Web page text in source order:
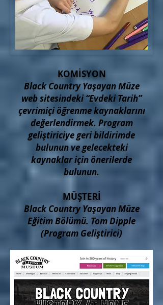
KOMİSYON
Black Country Yaşayan Müze
web sitesindeki “Evdeki Tarih”
çevrimiçi öğrenme kaynaklarını
değerlendirmek. Program
geliştiriciye geri bildirimde
bulunun ve gelecekteki
kaynaklar için önerilerde
bulunun.
MÜŞTERİ
Black Country Yaşayan Müze
Eğitim Bölümü. Tom Dipple
(Program Geliştirici)